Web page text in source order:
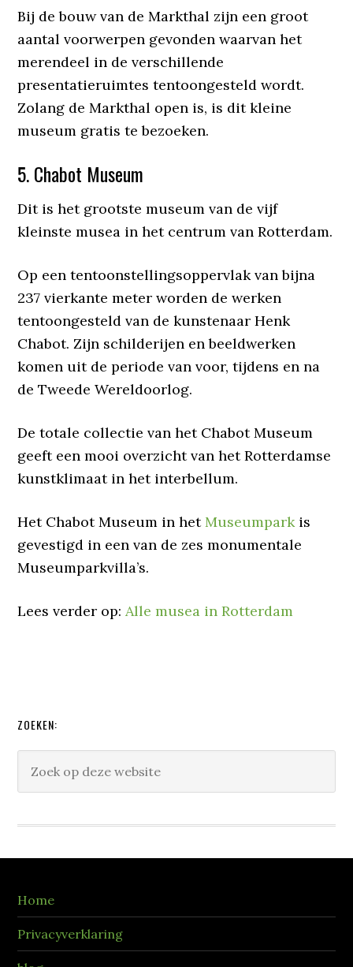
Bij de bouw van de Markthal zijn een groot
aantal voorwerpen gevonden waarvan het
merendeel in de verschillende
presentatieruimtes tentoongesteld wordt.
Zolang de Markthal open is, is dit kleine
museum gratis te bezoeken.
5. Chabot Museum
Dit is het grootste museum van de vijf
kleinste musea in het centrum van Rotterdam.
Op een tentoonstellingsoppervlak van bijna
237 vierkante meter worden de werken
tentoongesteld van de kunstenaar Henk
Chabot. Zijn schilderijen en beeldwerken
komen uit de periode van voor, tijdens en na
de Tweede Wereldoorlog.
De totale collectie van het Chabot Museum
geeft een mooi overzicht van het Rotterdamse
kunstklimaat in het interbellum.
Het Chabot Museum in hetMuseumparkis
gevestigd in een van de zes monumentale
Museumparkvilla’s.
Lees verder op:Alle musea in Rotterdam
ZOEKEN:
Home
Privacyverklaring